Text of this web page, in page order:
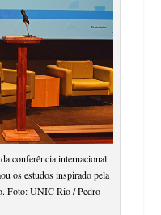
conferência internacional.
os estudos inspirado pela
Foto: UNIC Rio / Pedro